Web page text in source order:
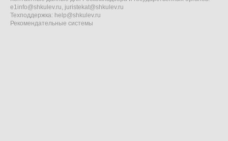
e1info@shkulev.ru, juristekat@shkulev.ru
Техподдержка: help@shkulev.ru
Рекомендательные системы